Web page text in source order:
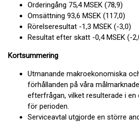
Orderingång 75,4 MSEK (78,9)
Omsättning 93,6 MSEK (117,0)
Rörelseresultat -1,3 MSEK (-3,0)
Resultat efter skatt -0,4 MSEK (-
Kortsummering
Utmanande makroekonomiska
förhållanden på våra
efterfrågan, vilket resulterade i en
för perioden.
Serviceavtal utgjorde en större